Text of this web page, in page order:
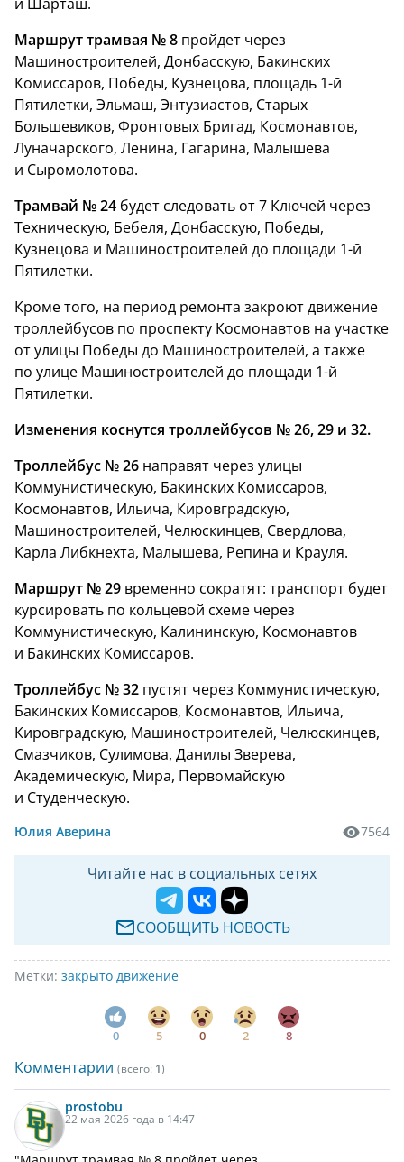
Маршрут трамвая № 8 пройдет через
Машиностроителей, Донбасскую, Бакинских
Комиссаров, Победы, Кузнецова, площадь 1-й
Пятилетки, Эльмаш, Энтузиастов, Старых
Большевиков, Фронтовых Бригад, Космонавтов,
Луначарского, Ленина, Гагарина, Малышева
и Сыромолотова.
Трамвай № 24 будет следовать от 7 Ключей через
Техническую, Бебеля, Донбасскую, Победы,
Кузнецова и Машиностроителей до площади 1-й
Пятилетки.
Кроме того, на период ремонта закроют движение
троллейбусов по проспекту Космонавтов на участке
от улицы Победы до Машиностроителей, а также
по улице Машиностроителей до площади 1-й
Пятилетки.
Изменения коснутся троллейбусов № 26, 29 и 32.
Троллейбус № 26 направят через улицы
Коммунистическую, Бакинских Комиссаров,
Космонавтов, Ильича, Кировградскую,
Машиностроителей, Челюскинцев, Свердлова,
Карла Либкнехта, Малышева, Репина и Крауля.
Маршрут № 29 временно сократят: транспорт будет
курсировать по кольцевой схеме через
Коммунистическую, Калининскую, Космонавтов
и Бакинских Комиссаров.
Троллейбус № 32 пустят через Коммунистическую,
Бакинских Комиссаров, Космонавтов, Ильича,
Кировградскую, Машиностроителей, Челюскинцев,
Смазчиков, Сулимова, Данилы Зверева,
Академическую, Мира, Первомайскую
и Студенческую.
Юлия Аверина 7564
Читайте нас в социальных сетях
СООБЩИТЬ НОВОСТЬ
Метки: закрыто движение
0 5 0 2 8
Комментарии (всего: 1)
prostobu
22 мая 2026 года в 14:47